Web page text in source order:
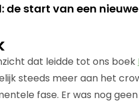
de start van een
dat leidde tot ons boek
steeds meer aan het
fase. Er was nog